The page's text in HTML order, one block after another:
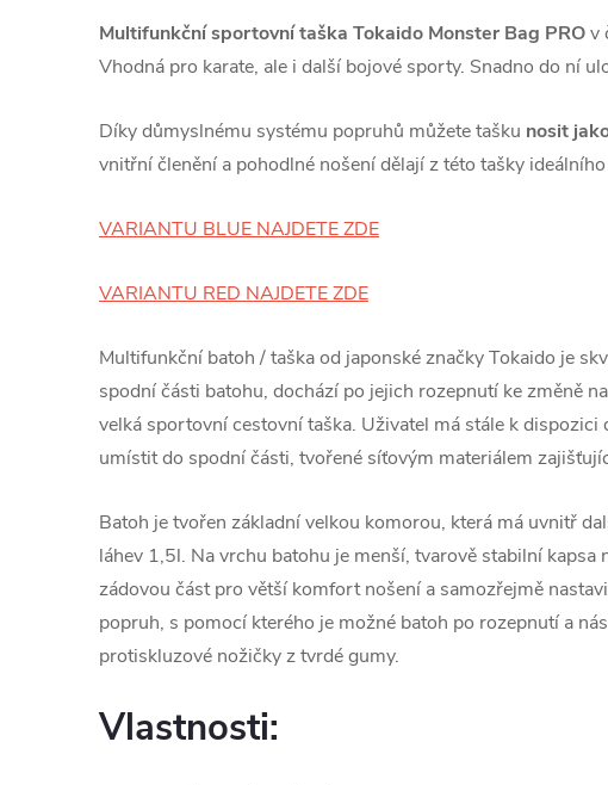
Multifunkční sportovní taška Tokaido Monster Bag PROv
Vhodná pro karate, ale i další bojové sporty. Snadno do ní
Díky důmyslnému systému popruhů můžete tašku nosit
vnitřní členění a pohodlné nošení dělají z této tašky
VARIANTU BLUE NAJDETE ZDE
VARIANTU RED NAJDETE ZDE
Multifunkční batoh / taška od japonské značky Tokaido je
spodní části batohu, dochází po jejich rozepnutí ke změně
velká sportovní cestovní taška. Uživatel má stále k
umístit do spodní části, tvořené síťovým materiálem
Batoh je tvořen základní velkou komorou, která má uvnitř
láhev 1,5l. Na vrchu batohu je menší, tvarově stabilní
zádovou část pro větší komfort nošení a samozřejmě
popruh, s pomocí kterého je možné batoh po rozepnutí a
protiskluzové nožičky z tvrdé gumy.
Vlastnosti: